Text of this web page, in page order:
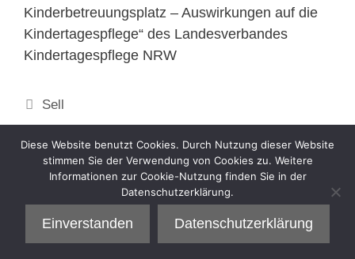
Kinderbetreuungsplatz – Auswirkungen auf die
Kindertagespflege“ des Landesverbandes
Kindertagespflege NRW
Kategorien
Sell
Diese Website benutzt Cookies. Durch Nutzung dieser Website
stimmen Sie der Verwendung von Cookies zu. Weitere
Informationen zur Cookie-Nutzung finden Sie in der
Datenschutzerklärung.
Einverstanden Datenschutzerklärung